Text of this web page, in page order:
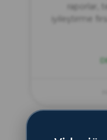
raporlar,
iyileştirme